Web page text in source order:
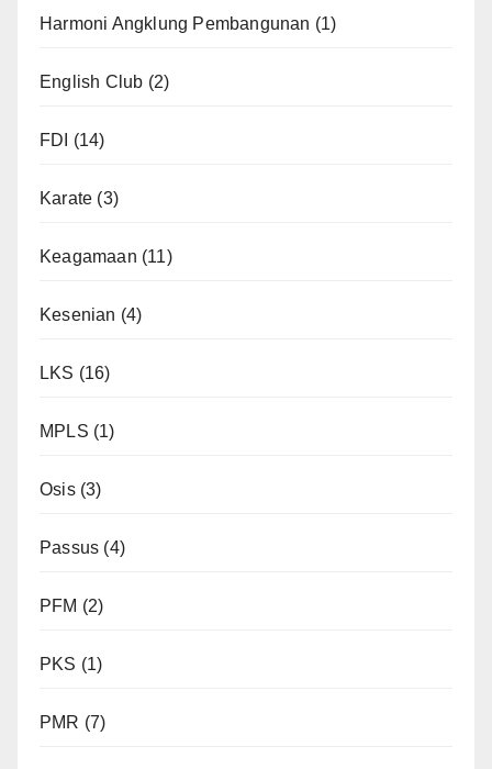
Harmoni Angklung Pembangunan (1)
English Club (2)
FDI (14)
Karate (3)
Keagamaan (11)
Kesenian (4)
LKS (16)
MPLS (1)
Osis(3)
Passus (4)
PFM (2)
PKS (1)
PMR (7)